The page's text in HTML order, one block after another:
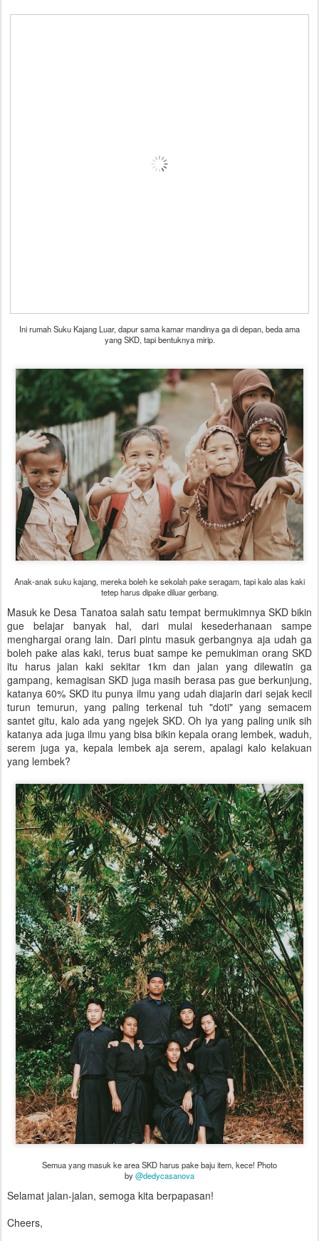
Ini rumah Suku Kajang Luar, dapur sama kamar mandinya ga di depan, beda ama
yang SKD, tapi bentuknya mirip.
Anak-anak suku kajang, mereka boleh ke sekolah pake seragam, tapi kalo alas kaki
tetep harus dipake diluar gerbang.
Masuk ke Desa Tanatoa salah satu tempat bermukimnya SKD bikin
gue belajar banyak hal, dari mulai kesederhanaan sampe
menghargai orang lain. Dari pintu masuk gerbangnya aja udah ga
boleh pake alas kaki, terus buat sampe ke pemukiman orang SKD
itu harus jalan kaki sekitar 1km dan jalan yang dilewatin ga
gampang, kemagisan SKD juga masih berasa pas gue berkunjung,
katanya 60% SKD itu punya ilmu yang udah diajarin dari sejak kecil
turun temurun, yang paling terkenal tuh "doti" yang semacem
santet gitu, kalo ada yang ngejek SKD. Oh iya yang paling unik sih
katanya ada juga ilmu yang bisa bikin kepala orang lembek, waduh,
serem juga ya, kepala lembek aja serem, apalagi kalo kelakuan
yang lembek?
Semua yang masuk ke area SKD harus pake baju item, kece! Photo
by@dedycasanova
Selamat jalan-jalan, semoga kita berpapasan!
Cheers,